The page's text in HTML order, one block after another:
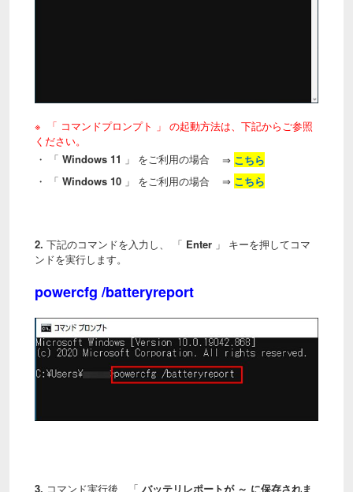
※ 「 コマンドプロンプト 」 の起動方法は、下記からご参照
ください。
・ 「 Windows 11 」 をご利用の場合 ⇒ こちら
・ 「 Windows 10 」 をご利用の場合 ⇒ こちら
2. 下記のコマンドを入力し、 「 Enter 」 キーを押してコマ
ンドを実行します。
powercfg /batteryreport
3. コマンド実行後、「 バッテリレポートが ～ に保存されま